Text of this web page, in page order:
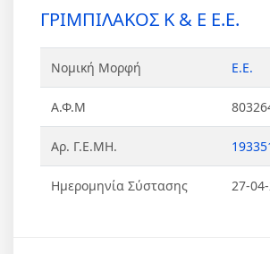
ΓΡΙΜΠΙΛΑΚΟΣ Κ & Ε Ε.Ε.
Νομική Μορφή Ε.Ε.
Α.Φ.Μ
Αρ. Γ.Ε.ΜΗ.
Ημερομηνία Σύστασης 27-